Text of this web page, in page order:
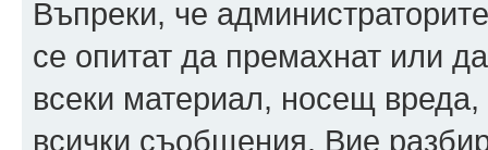
Въпреки, че
се опитат да премахнат или
всеки материал, носещ
всички съобщения. Вие